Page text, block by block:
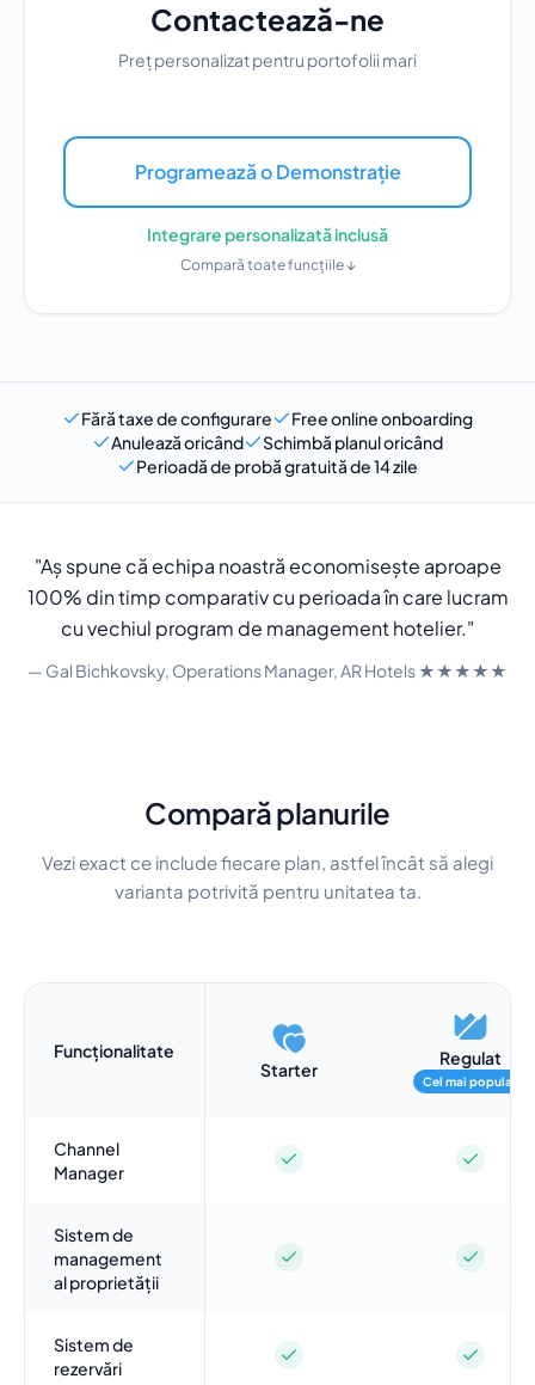
Contactează-ne
Preț personalizat pentru portofolii mari
Programează o Demonstrație
Integrare personalizată inclusă
Compară toate funcțiile ↓
Fără taxe de configurare
Free online onboarding
Anulează oricând
Schimbă planul oricând
Perioadă de probă gratuită de 14 zile
"Aș spune că echipa noastră economisește aproape
100% din timp comparativ cu perioada în care lucram
cu vechiul program de management hotelier."
— Gal Bichkovsky, Operations Manager, AR Hotels ★★★★★
Compară planurile
Vezi exact ce include fiecare plan, astfel încât să alegi
varianta potrivită pentru unitatea ta.
Funcționalitate
Starter
Regulat
Cel mai popular
Channel
Manager
Sistem de
management
al proprietății
Sistem de
rezervări